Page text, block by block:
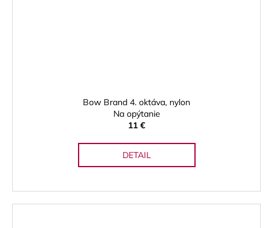
Bow Brand 4. oktáva, nylon
Na opýtanie
11 €
DETAIL